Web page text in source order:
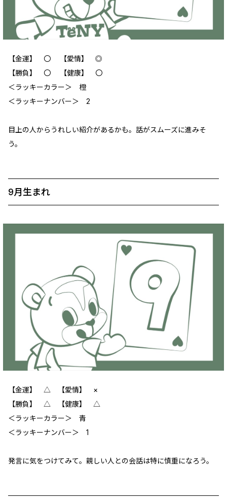
【金運】 ‪〇 【愛情】 ‪◎
【勝負】 〇 【健康】 ‪〇
＜ラッキーカラー＞ 橙
＜ラッキーナンバー＞ 2
目上の人からうれしい紹介があるかも。話がスムーズに進みそ
う。
9月生まれ
【金運】 △ 【愛情】 ×
【勝負】 △ 【健康】 △
＜ラッキーカラー＞ 青
＜ラッキーナンバー＞ 1
発言に気をつけてみて。親しい人との会話は特に慎重になろう。